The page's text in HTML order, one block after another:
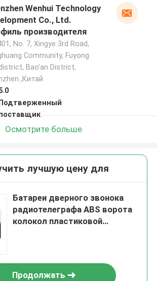
Wenhui Technology
Co., Ltd.
производителя
No. 7, Xingye 3rd Road,
Community, Fuyong
Bao'an District,
,Китай
Подтверженный
Осмотрите больше
лучшую цену для
Батареи дверного звонока
радиотелеграфа ABS ворота
колокол пластиковой
Продолжать